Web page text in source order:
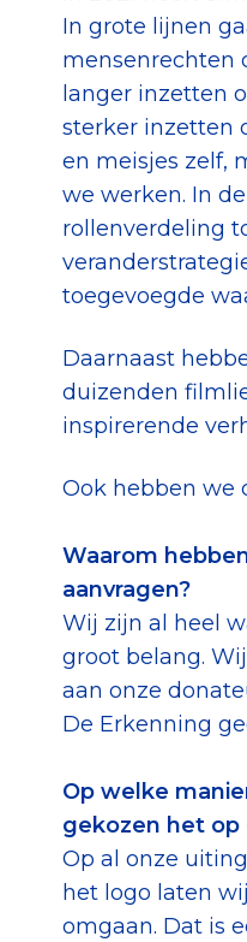
In grote lijnen
mensenrechten
langer inzetten
sterker inzetten
en meisjes zelf,
we werken. In
rollenverdeling
toegevoegde
Daarnaast
duizenden
inspirerende
Ook hebben we
Waarom
aanvragen?
Wij zijn al heel
groot belang.
aan onze
De Erkenning
Op welke
gekozen het op
Op al onze
het logo laten
omgaan. Dat is